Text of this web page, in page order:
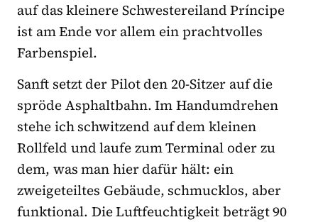
auf das kleinere Schwestereiland Príncipe
ist am Ende vor allem ein prachtvolles
Farbenspiel.
Sanft setzt der Pilot den 20-Sitzer auf die
spröde Asphaltbahn. Im Handumdrehen
stehe ich schwitzend auf dem kleinen
Rollfeld und laufe zum Terminal oder zu
dem, was man hier dafür hält: ein
zweigeteiltes Gebäude, schmucklos, aber
funktional. Die Luftfeuchtigkeit beträgt 90